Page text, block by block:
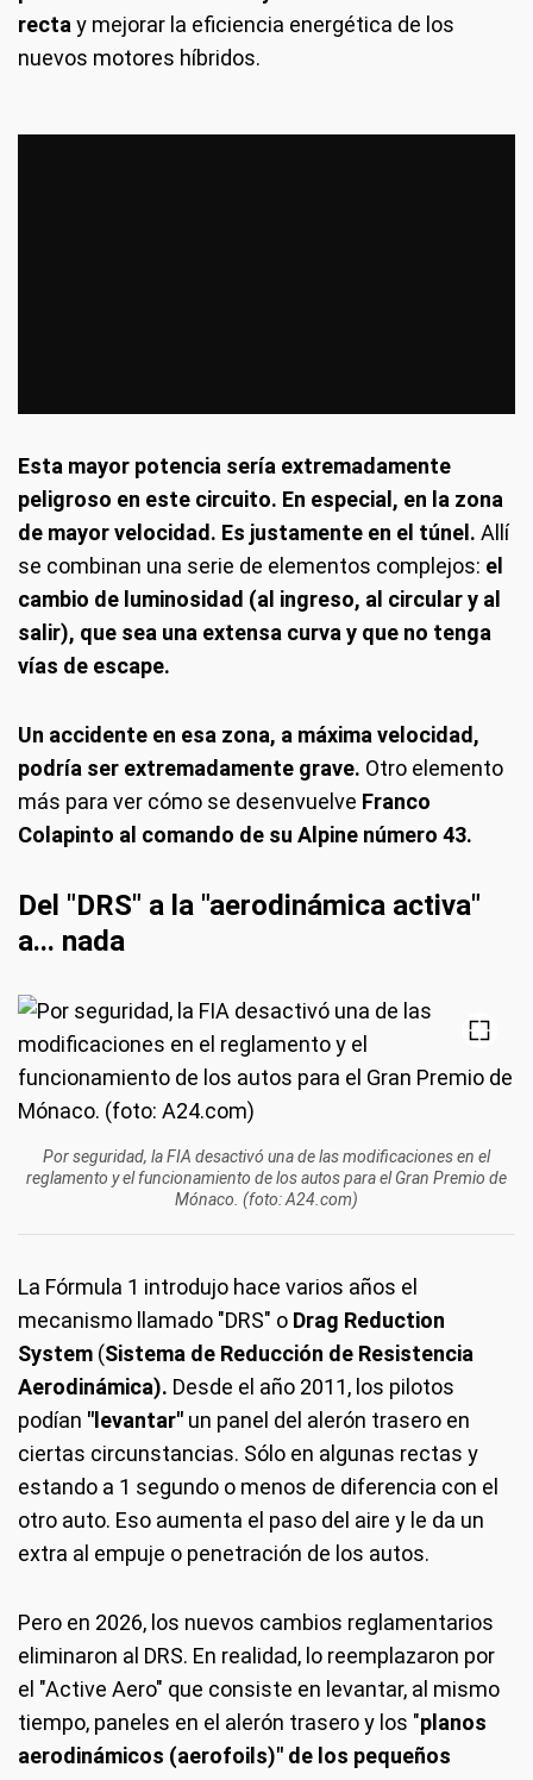
recta y mejorar la eficiencia energética de los
nuevos motores híbridos.
Esta mayor potencia sería extremadamente
peligroso en este circuito. En especial, en la zona
de mayor velocidad. Es justamente en el túnel. Allí
se combinan una serie de elementos complejos: el
cambio de luminosidad (al ingreso, al circular y al
salir), que sea una extensa curva y que no tenga
vías de escape.
Un accidente en esa zona, a máxima velocidad,
podría ser extremadamente grave. Otro elemento
más para ver cómo se desenvuelve Franco
Colapinto al comando de su Alpine número 43.
Del "DRS" a la "aerodinámica activa"
a... nada
Por seguridad, la FIA desactivó una de las modificaciones en el
reglamento y el funcionamiento de los autos para el Gran Premio de
Mónaco. (foto: A24.com)
La Fórmula 1 introdujo hace varios años el
mecanismo llamado "DRS" o Drag Reduction
System (Sistema de Reducción de Resistencia
Aerodinámica). Desde el año 2011, los pilotos
podían "levantar" un panel del alerón trasero en
ciertas circunstancias. Sólo en algunas rectas y
estando a 1 segundo o menos de diferencia con el
otro auto. Eso aumenta el paso del aire y le da un
extra al empuje o penetración de los autos.
Pero en 2026, los nuevos cambios reglamentarios
eliminaron al DRS. En realidad, lo reemplazaron por
el "Active Aero" que consiste en levantar, al mismo
tiempo, paneles en el alerón trasero y los "planos
aerodinámicos (aerofoils)" de los pequeños